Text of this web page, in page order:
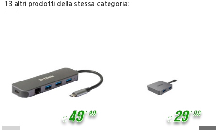
13 altri prodotti della stessa categoria:
€49
, 90
€ 29
,90